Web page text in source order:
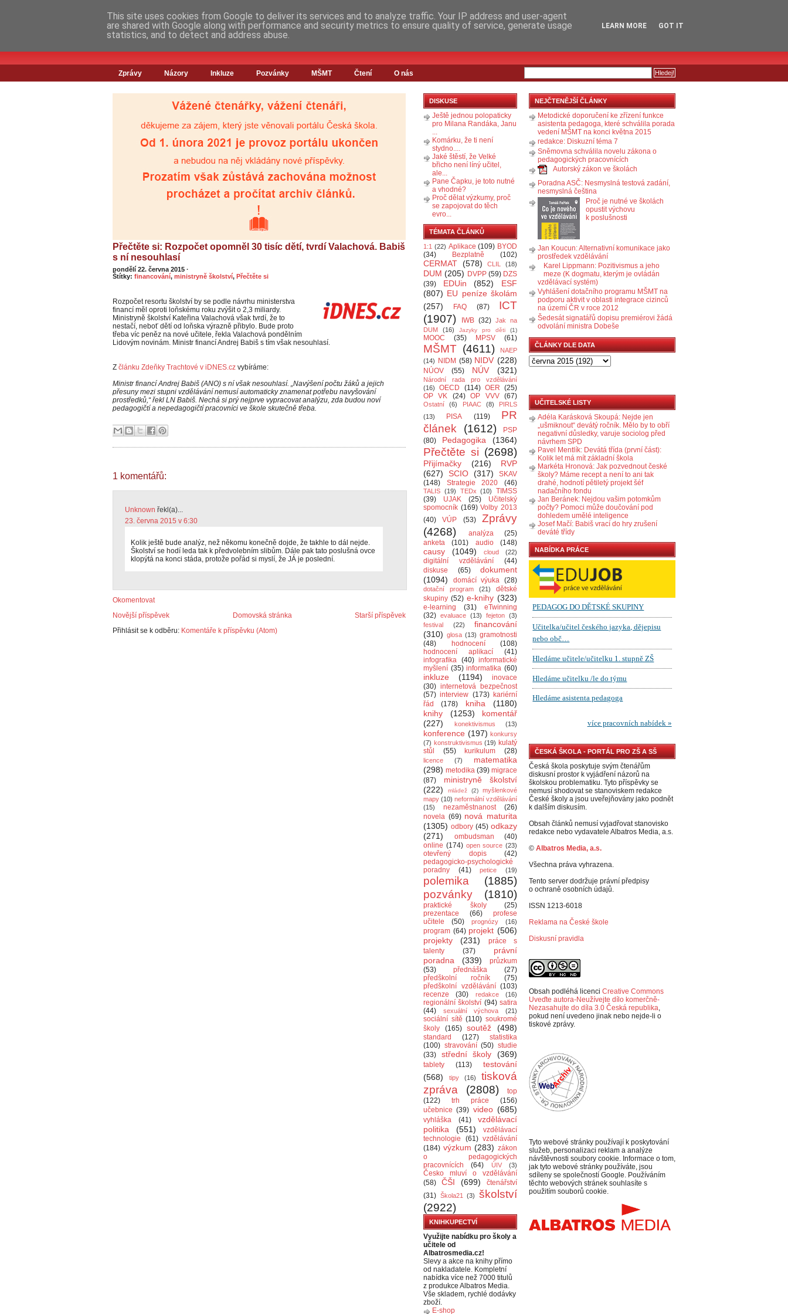
Zprávy Názory Inkluze Pozvánky MŠMT Čtení O nás
Přečtěte si: Rozpočet opomněl 30 tisíc dětí, tvrdí Valachová. Babiš
s ní nesouhlasí
pondělí 22. června 2015 ·
Štítky: financování, ministryně školství, Přečtěte si
Rozpočet resortu školství by se podle návrhu ministerstva
financí měl oproti loňskému roku zvýšit o 2,3 miliardy.
Ministryně školství Kateřina Valachová však tvrdí, že to
nestačí, neboť dětí od loňska výrazně přibylo. Bude proto
třeba víc peněz na nové učitele, řekla Valachová pondělním
Lidovým novinám. Ministr financí Andrej Babiš s tím však nesouhlasí.
Z článku Zdeňky Trachtové v iDNES.cz vybíráme:
Ministr financí Andrej Babiš (ANO) s ní však nesouhlasí. „Navýšení počtu žáků a jejich
přesuny mezi stupni vzdělávání nemusí automaticky znamenat potřebu navyšování
prostředků,“ řekl LN Babiš. Nechá si prý nejprve vypracovat analýzu, zda budou noví
pedagogičtí a nepedagogičtí pracovníci ve škole skutečně třeba.
1 komentářů:
Unknown řekl(a)...
23. června 2015 v 6:30
Kolik ještě bude analýz, než někomu konečně dojde, že takhle to dál nejde.
Školství se hodí leda tak k předvolebním slibům. Dále pak tato poslušná ovce
klopýtá na konci stáda, protože pořád si myslí, že JÁ je poslední.
Okomentovat
Novější příspěvek
Starší příspěvek
Domovská stránka
Přihlásit se k odběru: Komentáře k příspěvku (Atom)
DISKUSE
Ještě jednou polopaticky
pro Milana Randáka, Janu
...
Komárku, že ti není
stydno....
Jaké štěstí, že Velké
břicho není líný učitel,
ale...
Pane Čapku, je toto nutné
a vhodné?
Proč dělat výzkumy, proč
se zapojovat do těch
evro...
TÉMATA ČLÁNKŮ
1:1 (22) Aplikace (109) BYOD
(34)
Bezplatně (102)
CERMAT (578) CLIL (18)
DUM (205) DVPP (59) DZS
(39)
EDUin (852)
ESF
(807) EU peníze školám
(257)
FAQ (87)
ICT
(1907)
IWB (32) Jak na
DUM
(16) Jazyky pro děti (1)
MOOC (35) MPSV (61)
MŠMT (4611)
NAEP
(14)
NIDM (58) NIDV (228)
NÚOV (55) NÚV (321)
Národní rada pro vzdělávání
(16)
OECD (114) OER (25)
OP VK
(24) OP VVV (67)
Ostatní (6) PIAAC (8)
PIRLS
(13)
PISA (119)
PR
článek
(1612)
PSP
(80)
Pedagogika (1364)
Přečtěte si (2698)
Přijímačky (216)
RVP
(627)
SCIO (317)
SKAV
(148)
Strategie 2020 (46)
TALIS (19) TEDx (10)
TIMSS
(39)
UJAK (25)
Učitelský
spomocník (169) Volby 2013
(40)
VÚP (53)
Zprávy
(4268)
analýza
(25)
anketa
(101) audio (148)
causy (1049) cloud (22)
digitální vzdělávání
(44)
diskuse
(65)
dokument
(1094)
domácí výuka (28)
dotační program (21)
dětské
skupiny (52) e-knihy (323)
e-learning (31)
eTwinning
(32) evaluace (13) fejeton (3)
festival
(22)
financování
(310) glosa (13) gramotnosti
(48)
hodnocení
(108)
hodnocení aplikací
(41)
infografika (40) informatické
myšlení (35) informatika (60)
inkluze (1194)
inovace
(30) internetová bezpečnost
(57) interview (173) kariérní
řád
(178) kniha
(1180)
knihy
(1253)
komentář
(227)
konektivismus (13)
konference (197) konkursy
(7) konstruktivismus (19) kulatý
stůl
(55) kurikulum (28)
licence (7)
matematika
(298) metodika (39) migrace
(87)
ministryně školství
(222)
mládež (2)
myšlenkové
mapy (10) neformální vzdělávání
(15)
nezaměstnanost
(26)
novela (69) nová maturita
(1305) odbory (45) odkazy
(271)
ombudsman
(40)
online (174) open source (23)
otevřený dopis
(42)
pedagogicko-psychologické
poradny
(41) petice (19)
polemika
(1885)
pozvánky
(1810)
praktické školy
(25)
prezentace
(66)
profese
učitele
(50) prognózy (16)
program (64) projekt (506)
projekty
(231)
práce s
talenty
(37)
právní
poradna
(339)
průzkum
(53)
přednáška
(27)
předškolní ročník
(75)
předškolní vzdělávání (103)
recenze
(30) redakce (16)
regionální školství (94) satira
(44)
sexuální výchova (21)
sociální sítě (110) soukromé
školy
(165) soutěž (498)
standard (127)
statistika
(100) stravování (50) studie
(33)
střední školy (369)
tablety (113)
testování
(568)
tipy (16)
tisková
zpráva
(2808)
top
(122)
trh práce
(156)
učebnice (39) video (685)
vyhláška (41)
vzdělávací
politika
(551)
vzdělávací
technologie
(61) vzdělávání
(184) výzkum (283) zákon
o pedagogických
pracovnících
(64) ÚIV (3)
Česko mluví o vzdělávání
(58)
ČŠI (699)
čtenářství
(31) Škola21 (3)
školství
(2922)
KNIHKUPECTVÍ
Využijte nabídku pro školy a
učitele od
Albatrosmedia.cz!
Slevy a akce na knihy přímo
od nakladatele. Kompletní
nabídka více než 7000 titulů
z produkce Albatros Media.
Vše skladem, rychlé dodávky
zboží.
E-shop
NEJČTENĚJŠÍ ČLÁNKY
Metodické doporučení ke zřízení funkce
asistenta pedagoga, které schválila porada
vedení MŠMT na konci května 2015
redakce: Diskuzní téma 7
Sněmovna schválila novelu zákona o
pedagogických pracovnících
Autorský zákon ve školách
Poradna ASČ: Nesmyslná testová zadání,
nesmyslná čeština
Proč je nutné ve školách
opustit výchovu
k poslušnosti
Jan Koucun: Alternativní komunikace jako
prostředek vzdělávání
Karel Lippmann: Pozitivismus a jeho
meze (K dogmatu, kterým je ovládán
vzdělávací systém)
Vyhlášení dotačního programu MŠMT na
podporu aktivit v oblasti integrace cizinců
na území ČR v roce 2012
Šedesát signatářů dopisu premiérovi žádá
odvolání ministra Dobeše
ČLÁNKY DLE DATA
UČITELSKÉ LISTY
Adéla Karásková Skoupá: Nejde jen
„ušmiknout“ devátý ročník. Mělo by to obří
negativní důsledky, varuje sociolog před
návrhem SPD
Pavel Mentlík: Devátá třída (první část):
Kolik let má mít základní škola
Markéta Hronová: Jak pozvednout české
školy? Máme recept a není to ani tak
drahé, hodnotí pětiletý projekt šéf
nadačního fondu
Jan Beránek: Nejdou vašim potomkům
počty? Pomoci může doučování pod
dohledem umělé inteligence
Josef Mačí: Babiš vrací do hry zrušení
deváté třídy
NABÍDKA PRÁCE
ČESKÁ ŠKOLA - PORTÁL PRO ZŠ A SŠ
Česká škola poskytuje svým čtenářům
diskusní prostor k vyjádření názorů na
školskou problematiku. Tyto příspěvky se
nemusí shodovat se stanoviskem redakce
České školy a jsou uveřejňovány jako podnět
k dalším diskusím.
Obsah článků nemusí vyjadřovat stanovisko
redakce nebo vydavatele Albatros Media, a.s.
© Albatros Media, a.s.
Všechna práva vyhrazena.
Tento server dodržuje právní předpisy
o ochraně osobních údajů.
ISSN 1213-6018
Reklama na České škole
Diskusní pravidla
Obsah podléhá licenci Creative Commons
Uveďte autora-Neužívejte dílo komerčně-
Nezasahujte do díla 3.0 Česká republika,
pokud není uvedeno jinak nebo nejde-li o
tiskové zprávy.
Tyto webové stránky používají k poskytování
služeb, personalizaci reklam a analýze
návštěvnosti soubory cookie. Informace o tom,
jak tyto webové stránky používáte, jsou
sdíleny se společností Google. Používáním
těchto webových stránek souhlasíte s
použitím souborů cookie.
This site uses cookies from Google to deliver its services and to analyze traffic. Your IP address and user-agent
are shared with Google along with performance and security metrics to ensure quality of service, generate usage
statistics, and to detect and address abuse.
LEARN MORE GOT IT